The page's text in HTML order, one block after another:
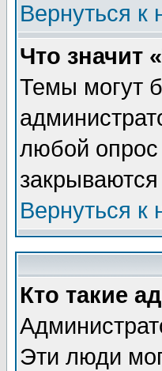
Вернуться к
Что значит
Темы могут
любой опрос
Вернуться к
Кто такие
Эти люди